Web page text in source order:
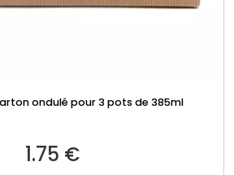
ondulé pour 3 pots de 385ml
1.75 €